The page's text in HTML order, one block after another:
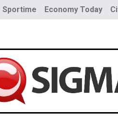
Sportime Economy Today